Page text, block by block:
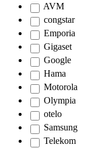
AVM
congstar
Emporia
Gigaset
Google
Hama
Motorola
Olympia
otelo
Samsung
Telekom